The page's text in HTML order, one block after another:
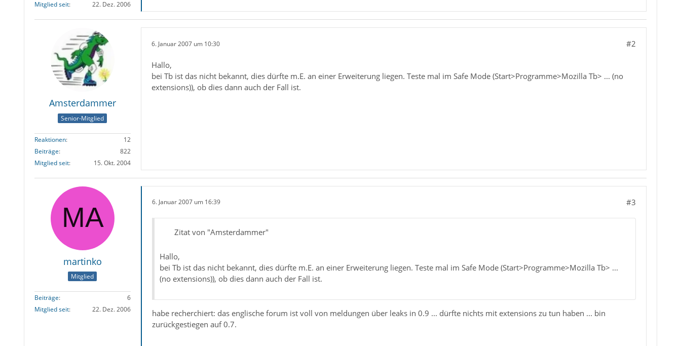
Mitglied seit
22. Dez. 2006
Amsterdammer
Senior-Mitglied
Reaktionen
12
Beiträge
822
Mitglied seit
15. Okt. 2004
6. Januar 2007 um 10:30 #2
Hallo,
bei Tb ist das nicht bekannt, dies dürfte m.E. an einer Erweiterung liegen. Teste mal im Safe Mode (Start>Programme>Mozilla Tb> ... (no
extensions)), ob dies dann auch der Fall ist.
martinko
Mitglied
Beiträge
6
Mitglied seit
22. Dez. 2006
6. Januar 2007 um 16:39 #3
Zitat von "Amsterdammer"
Hallo,
bei Tb ist das nicht bekannt, dies dürfte m.E. an einer Erweiterung liegen. Teste mal im Safe Mode (Start>Programme>Mozilla Tb> ...
(no extensions)), ob dies dann auch der Fall ist.
habe recherchiert: das englische forum ist voll von meldungen über leaks in 0.9 ... dürfte nichts mit extensions zu tun haben ... bin
zurückgestiegen auf 0.7.